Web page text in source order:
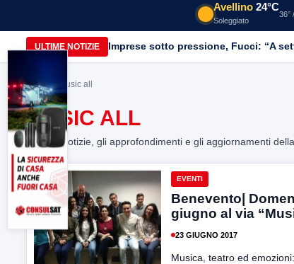
Avellino 24°C
Soleggiato
36°
ULTIME NOTIZIE Imprese sotto pressione, Fucci: “A
Home> music all
MUSIC ALL
Tutte le notizie, gli approfondimenti e gli aggiornamenti
EVENTI
Benevento|
giugno al via
23 GIUGNO 2017
Musica, teatro ed